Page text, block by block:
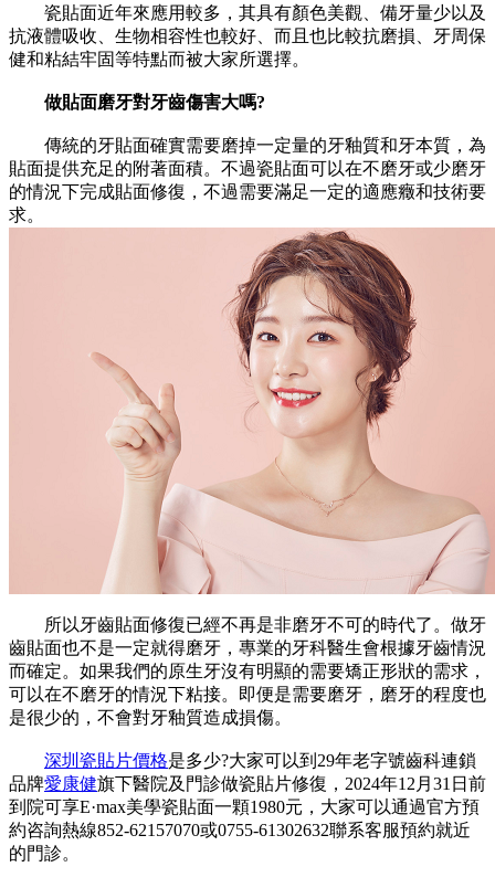
瓷貼面近年來應用較多，其具有顏色美觀、備牙量少以及
抗液體吸收、生物相容性也較好、而且也比較抗磨損、牙周保
健和粘結牢固等特點而被大家所選擇。
做貼面磨牙對牙齒傷害大嗎?
傳統的牙貼面確實需要磨掉一定量的牙釉質和牙本質，為
貼面提供充足的附著面積。不過瓷貼面可以在不磨牙或少磨牙
的情況下完成貼面修復，不過需要滿足一定的適應癥和技術要
求。
所以牙齒貼面修復已經不再是非磨牙不可的時代了。做牙
齒貼面也不是一定就得磨牙，專業的牙科醫生會根據牙齒情況
而確定。如果我們的原生牙沒有明顯的需要矯正形狀的需求，
可以在不磨牙的情況下粘接。即便是需要磨牙，磨牙的程度也
是很少的，不會對牙釉質造成損傷。
深圳瓷貼片價格是多少?大家可以到29年老字號齒科連鎖
品牌愛康健旗下醫院及門診做瓷貼片修復，2024年12月31日前
到院可享E·max美學瓷貼面一顆1980元，大家可以通過官方預
約咨詢熱線852-62157070或0755-61302632聯系客服預約就近
的門診。